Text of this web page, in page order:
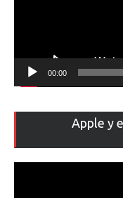
00:00
Apple y